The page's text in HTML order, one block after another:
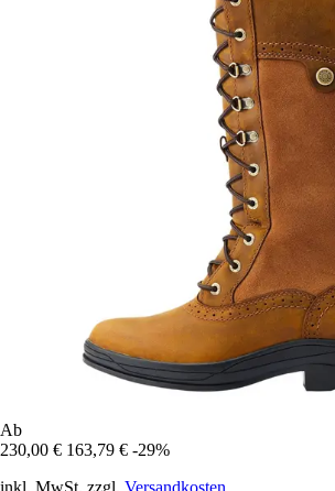
Ab
230,00 € 163,79 € -29%